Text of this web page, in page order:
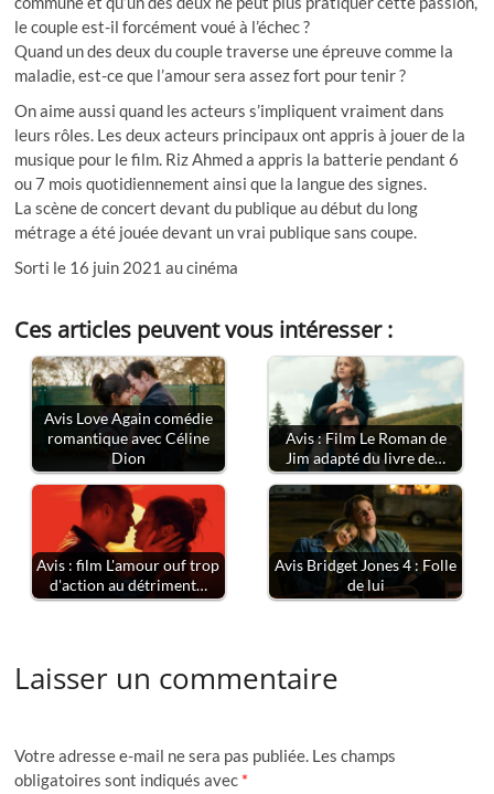
le couple est-il forcément voué à l’échec ?
Quand un des deux du couple traverse une épreuve comme la
maladie, est-ce que l’amour sera assez fort pour tenir ?
On aime aussi quand les acteurs s’impliquent vraiment dans
leurs rôles. Les deux acteurs principaux ont appris à jouer de la
musique pour le film. Riz Ahmed a appris la batterie pendant 6
ou 7 mois quotidiennement ainsi que la langue des signes.
La scène de concert devant du publique au début du long
métrage a été jouée devant un vrai publique sans coupe.
Sorti le 16 juin 2021 au cinéma
Ces articles peuvent vous intéresser :
Avis Love Again comédie
romantique avec Céline
Dion
Avis : Film Le Roman de
Jim adapté du livre de…
Avis : film L'amour ouf trop
d'action au détriment…
Avis Bridget Jones 4 : Folle
de lui
Laisser un commentaire
Votre adresse e-mail ne sera pas publiée. Les champs
obligatoires sont indiqués avec *